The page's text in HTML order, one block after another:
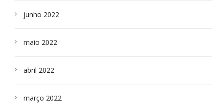
junho 2022
maio 2022
abril 2022
março 2022